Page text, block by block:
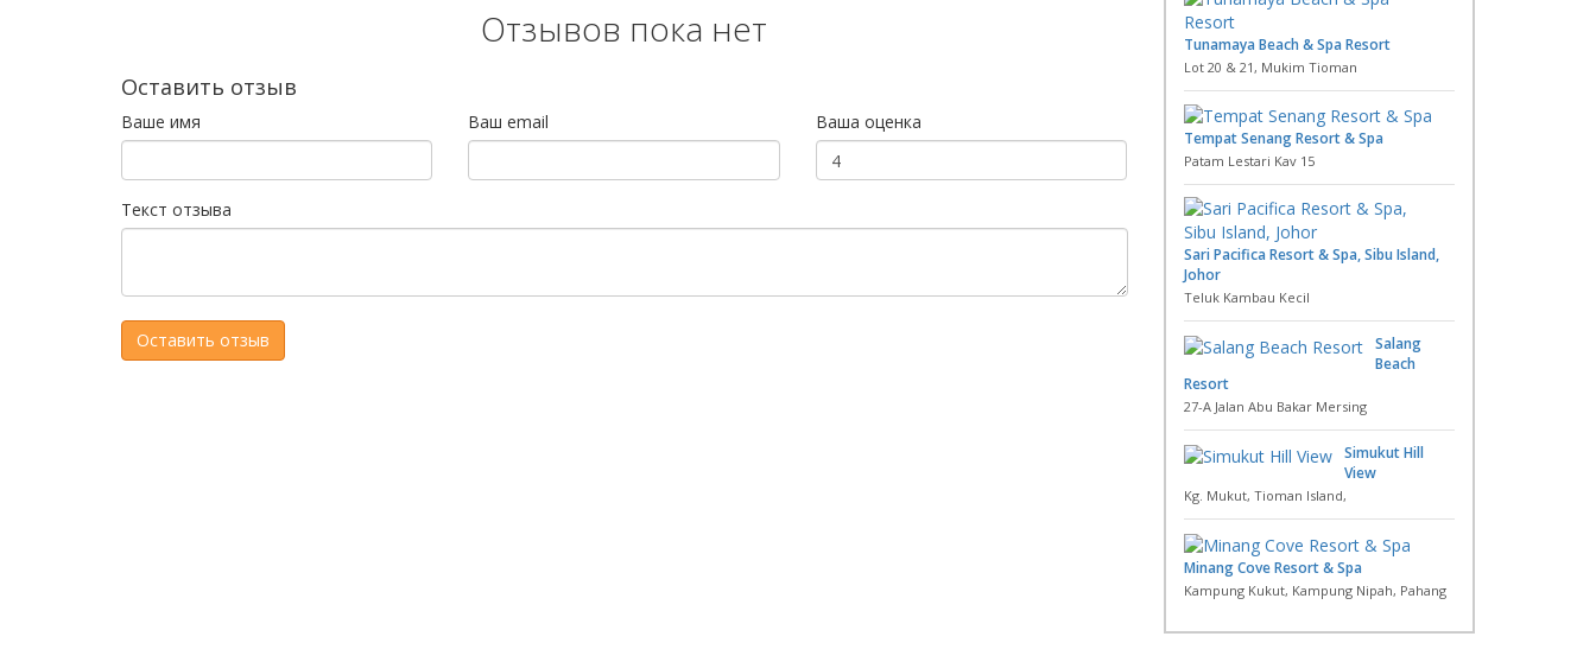
Отзывов пока нет
Оставить отзыв
Ваше имя Ваш email Ваша оценка
Текст отзыва
Tunamaya Beach & Spa Resort
Lot 20 & 21, Mukim Tioman
Tempat Senang Resort & Spa
Patam Lestari Kav 15
Sari Pacifica Resort & Spa, Sibu Island,
Johor
Teluk Kambau Kecil
Salang
Beach
Resort
27-A Jalan Abu Bakar Mersing
Simukut Hill
View
Kg. Mukut, Tioman Island,
Minang Cove Resort & Spa
Kampung Kukut, Kampung Nipah, Pahang